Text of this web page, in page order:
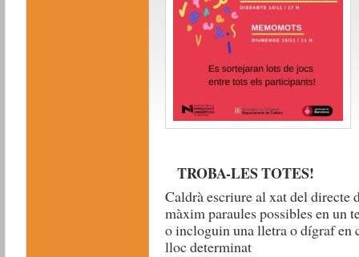
TROBA-LES TOTES!
Caldrà escriure al xat del directe
màxim paraules possibles en un
o incloguin una lletra o dígraf en
lloc determinat